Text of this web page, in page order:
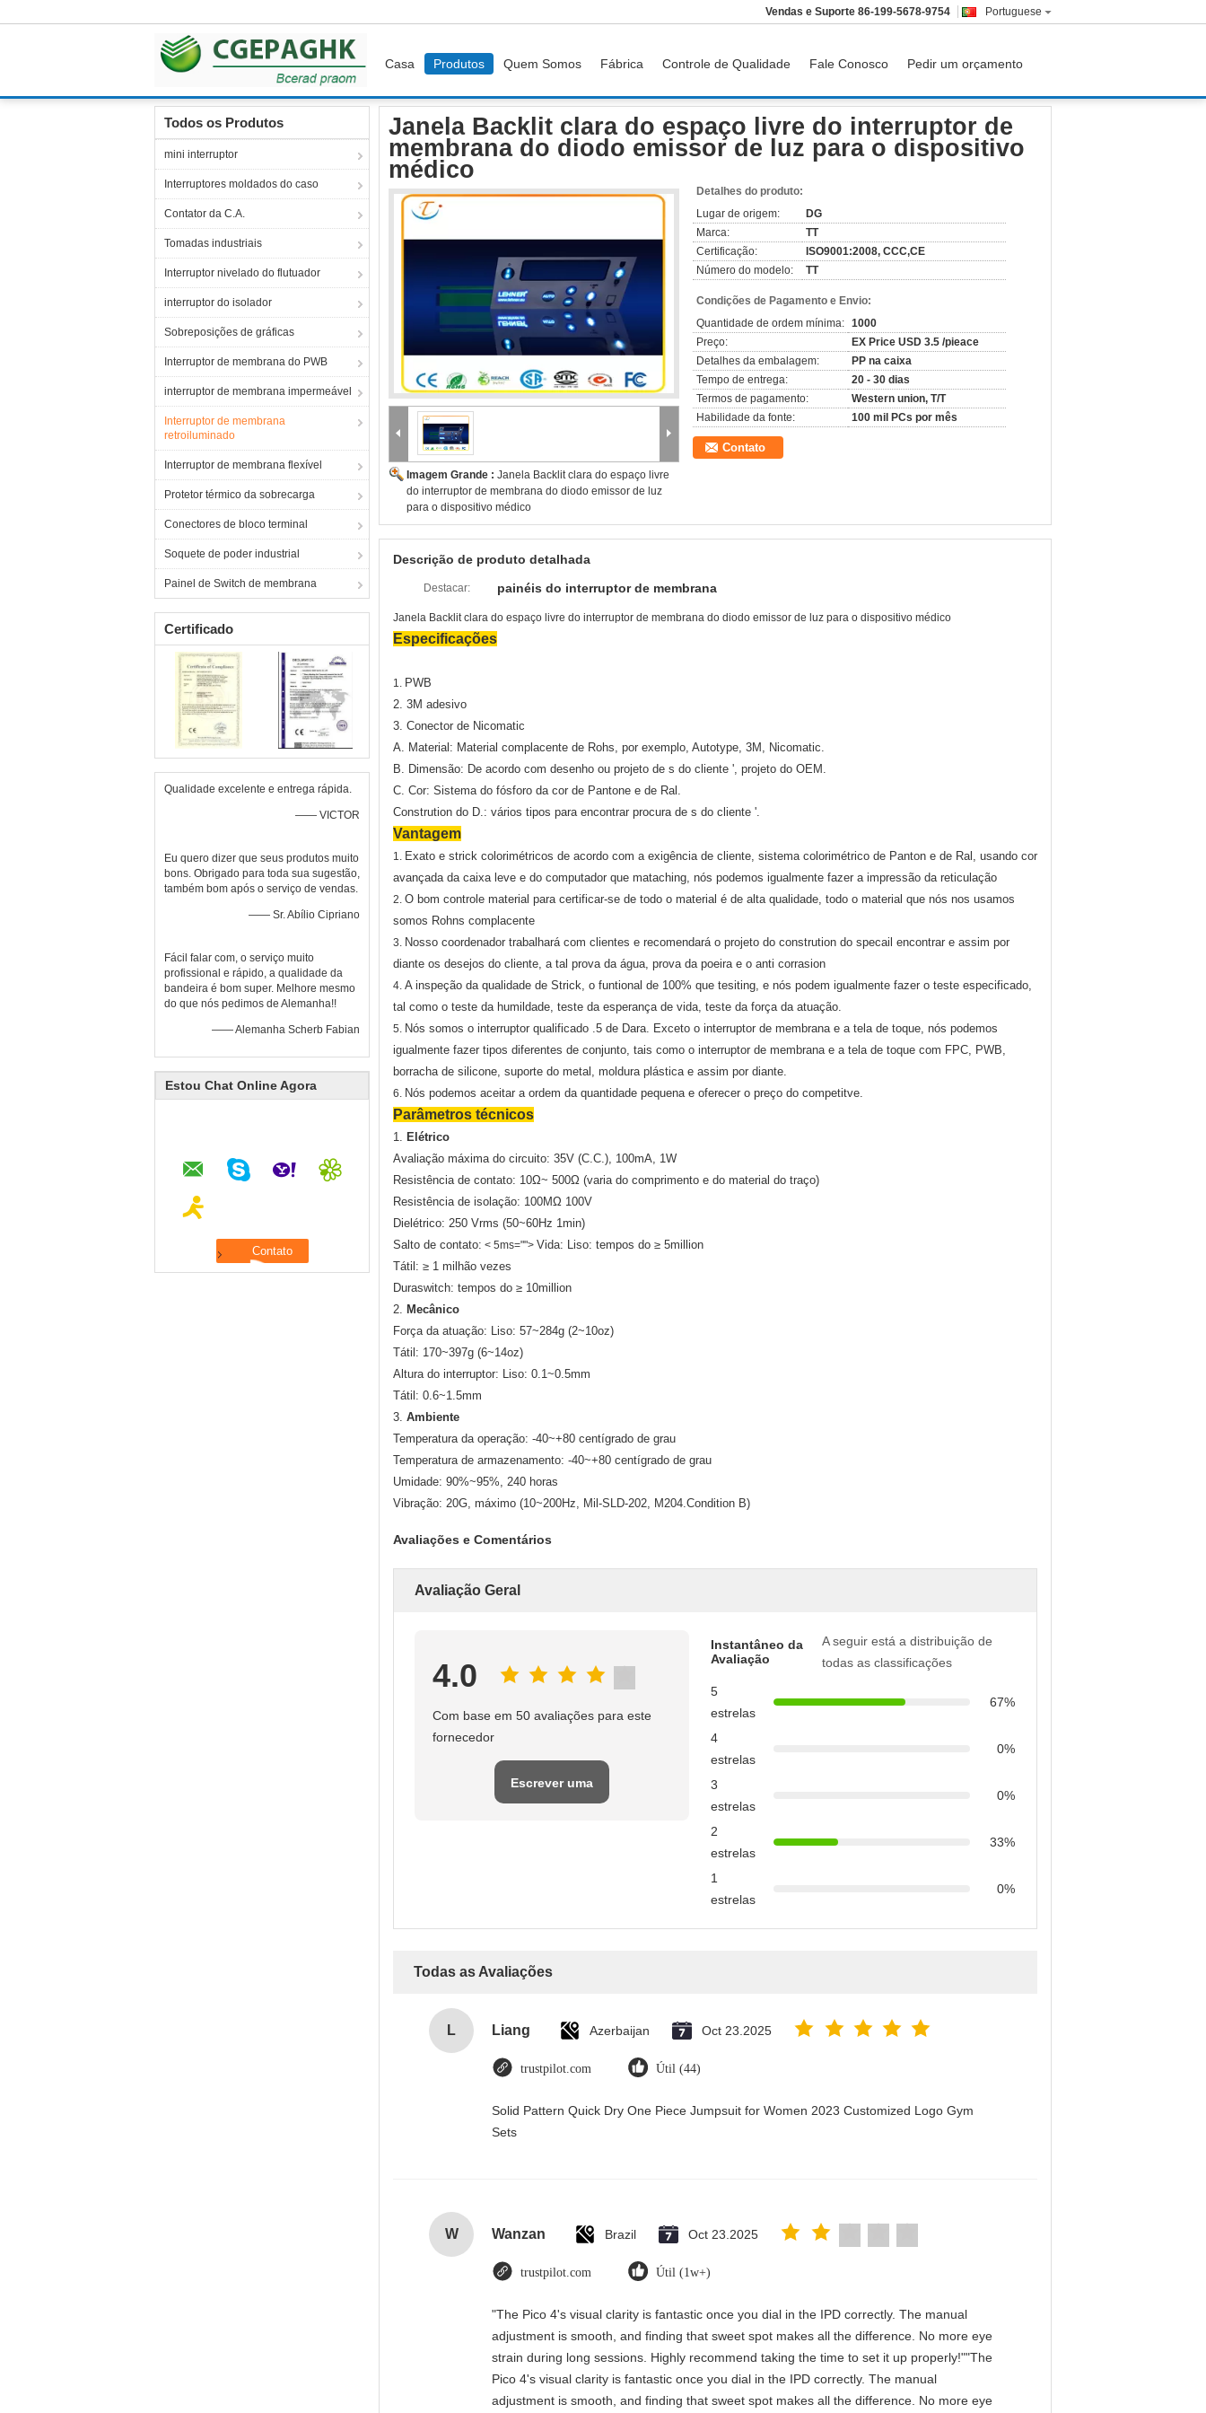
Portuguese
Vendas e Suporte 86-199-5678-9754
Casa Produtos Quem Somos Fábrica Controle de Qualidade Fale Conosco Pedir um orçamento
Todos os Produtos
mini interruptor
Interruptores moldados do caso
Contator da C.A.
Tomadas industriais
Interruptor nivelado do flutuador
interruptor do isolador
Sobreposições de gráficas
Interruptor de membrana do PWB
interruptor de membrana impermeável
Interruptor de membrana
retroiluminado
Interruptor de membrana flexível
Protetor térmico da sobrecarga
Conectores de bloco terminal
Soquete de poder industrial
Painel de Switch de membrana
Certificado
Qualidade excelente e entrega rápida.
—— VICTOR
Eu quero dizer que seus produtos muito
bons. Obrigado para toda sua sugestão,
também bom após o serviço de vendas.
—— Sr. Abílio Cipriano
Fácil falar com, o serviço muito
profissional e rápido, a qualidade da
bandeira é bom super. Melhore mesmo
do que nós pedimos de Alemanha!!
—— Alemanha Scherb Fabian
Estou Chat Online Agora
Janela Backlit clara do espaço livre do interruptor de
membrana do diodo emissor de luz para o dispositivo
médico
Imagem Grande : Janela Backlit clara do espaço livre
do interruptor de membrana do diodo emissor de luz
para o dispositivo médico
Detalhes do produto:
Lugar de origem:
DG
Marca:
TT
Certificação:
ISO9001:2008, CCC,CE
Número do modelo:
TT
Condições de Pagamento e Envio:
Quantidade de ordem mínima: 1000
Preço:
EX Price USD 3.5 /pieace
Detalhes da embalagem:
PP na caixa
Tempo de entrega:
20 - 30 dias
Termos de pagamento:
Western union, T/T
Habilidade da fonte:
100 mil PCs por mês
Contato
Descrição de produto detalhada
Destacar: painéis do interruptor de membrana
Janela Backlit clara do espaço livre do interruptor de membrana do diodo emissor de luz para o dispositivo médico
Especificações
1. PWB
2. 3M adesivo
3. Conector de Nicomatic
A. Material: Material complacente de Rohs, por exemplo, Autotype, 3M, Nicomatic.
B. Dimensão: De acordo com desenho ou projeto de s do cliente ', projeto do OEM.
C. Cor: Sistema do fósforo da cor de Pantone e de Ral.
Constrution do D.: vários tipos para encontrar procura de s do cliente '.
Vantagem
1. Exato e strick colorimétricos de acordo com a exigência de cliente, sistema colorimétrico de Panton e de Ral, usando cor
avançada da caixa leve e do computador que mataching, nós podemos igualmente fazer a impressão da reticulação
2. O bom controle material para certificar-se de todo o material é de alta qualidade, todo o material que nós nos usamos
somos Rohns complacente
3. Nosso coordenador trabalhará com clientes e recomendará o projeto do constrution do specail encontrar e assim por
diante os desejos do cliente, a tal prova da água, prova da poeira e o anti corrasion
4. A inspeção da qualidade de Strick, o funtional de 100% que tesiting, e nós podem igualmente fazer o teste especificado,
tal como o teste da humildade, teste da esperança de vida, teste da força da atuação.
5. Nós somos o interruptor qualificado .5 de Dara. Exceto o interruptor de membrana e a tela de toque, nós podemos
igualmente fazer tipos diferentes de conjunto, tais como o interruptor de membrana e a tela de toque com FPC, PWB,
borracha de silicone, suporte do metal, moldura plástica e assim por diante.
6. Nós podemos aceitar a ordem da quantidade pequena e oferecer o preço do competitve.
Parâmetros técnicos
1. Elétrico
Avaliação máxima do circuito: 35V (C.C.), 100mA, 1W
Resistência de contato: 10Ω~ 500Ω (varia do comprimento e do material do traço)
Resistência de isolação: 100MΩ 100V
Dielétrico: 250 Vrms (50~60Hz 1min)
Salto de contato: < 5ms=""> Vida: Liso: tempos do ≥ 5million
Tátil: ≥ 1 milhão vezes
Duraswitch: tempos do ≥ 10million
2. Mecânico
Força da atuação: Liso: 57~284g (2~10oz)
Tátil: 170~397g (6~14oz)
Altura do interruptor: Liso: 0.1~0.5mm
Tátil: 0.6~1.5mm
3. Ambiente
Temperatura da operação: -40~+80 centígrado de grau
Temperatura de armazenamento: -40~+80 centígrado de grau
Umidade: 90%~95%, 240 horas
Vibração: 20G, máximo (10~200Hz, Mil-SLD-202, M204.Condition B)
Avaliações e Comentários
Avaliação Geral
4.0
Com base em 50 avaliações para este
fornecedor
Escrever uma
Instantâneo da
Avaliação
A seguir está a distribuição de
todas as classificações
5
estrelas
67%
4
estrelas
0%
3
estrelas
0%
2
estrelas
33%
1
estrelas
0%
Todas as Avaliações
L Liang Azerbaijan Oct 23.2025
trustpilot.com Útil (44)
Solid Pattern Quick Dry One Piece Jumpsuit for Women 2023 Customized Logo Gym
Sets
W Wanzan Brazil Oct 23.2025
trustpilot.com Útil (1w+)
"The Pico 4's visual clarity is fantastic once you dial in the IPD correctly. The manual
adjustment is smooth, and finding that sweet spot makes all the difference. No more eye
strain during long sessions. Highly recommend taking the time to set it up properly!""The
Pico 4's visual clarity is fantastic once you dial in the IPD correctly. The manual
adjustment is smooth, and finding that sweet spot makes all the difference. No more eye